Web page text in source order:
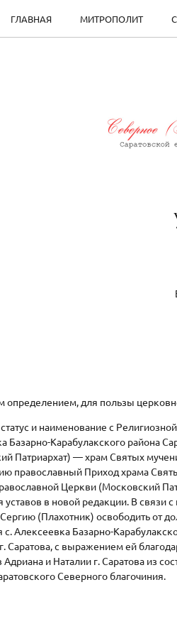
ГЛАВНАЯ МИТРОПОЛИТ
определением, для пользы
и наименование с
Базарно-Карабулакского района
Патриархат) — храм Святых
православный Приход храма
Церкви (Московский
уставов в новой редакции. В связи
(Плахотник) освободить от
с. Алексеевка Базарно-
Саратова, с выражением ей
и Наталии г. Саратова из
Северного благочиния.